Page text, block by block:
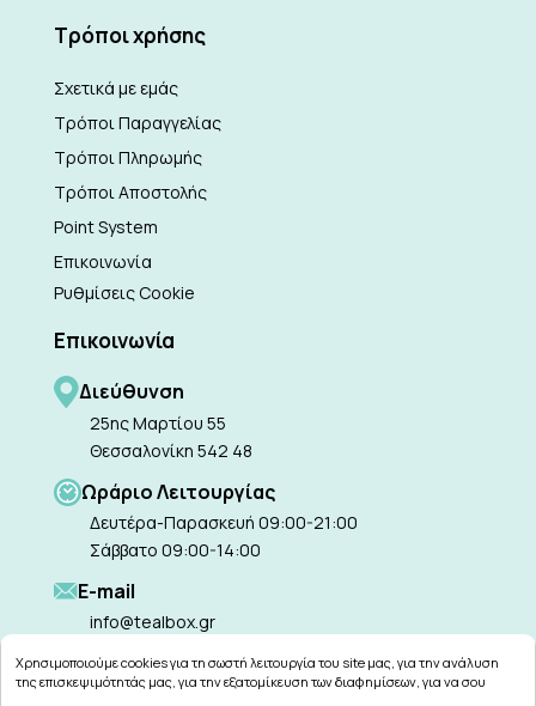
Τρόποι χρήσης
Σχετικά με εμάς
Τρόποι Παραγγελίας
Τρόποι Πληρωμής
Τρόποι Αποστολής
Point System
Επικοινωνία
Ρυθμίσεις Cookie
Επικοινωνία
Διεύθυνση
25ης Μαρτίου 55
Θεσσαλονίκη 542 48
Ωράριο Λειτουργίας
Δευτέρα-Παρασκευή 09:00-21:00
Σάββατο 09:00-14:00
Ε-mail
info@tealbox.gr
Χρησιμοποιούμε cookies για τη σωστή λειτουργία του site μας, για την ανάλυση
της επισκεψιμότητάς μας, για την εξατομίκευση των διαφημίσεων, για να σου